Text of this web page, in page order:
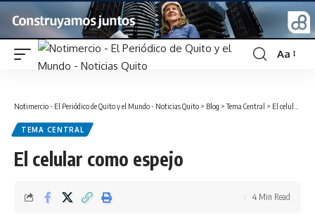
Font
Aa
Notimercio - El Periódico de Quito y el Mundo - Noticias Quito > Blog >Tema Central > El celular como espejo
TEMA CENTRAL
El celular como espejo
4 Min Read